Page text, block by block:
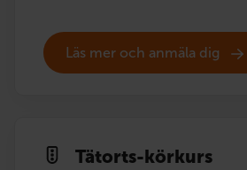
Läs mer och anmäla dig
Tätorts-körkurs